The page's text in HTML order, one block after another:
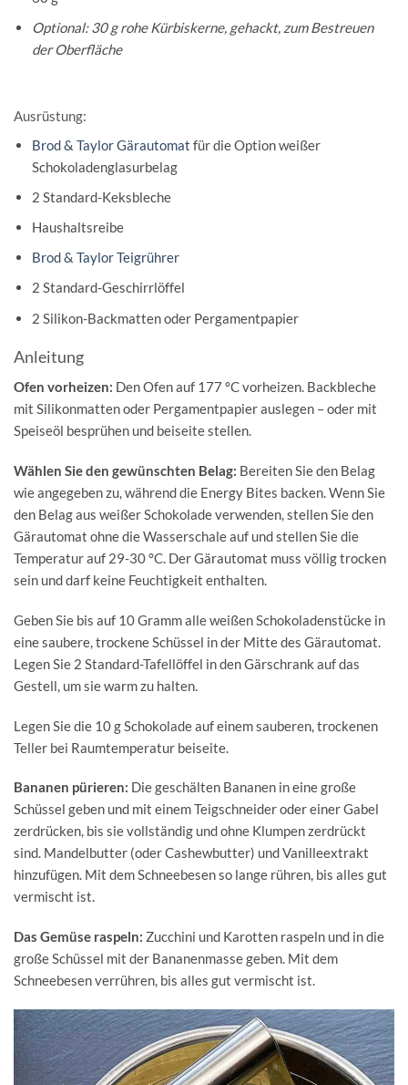
Optional: 30 g rohe Kürbiskerne, gehackt, zum Bestreuen
der Oberfläche
Ausrüstung:
Brod & Taylor Gärautomat für die Option weißer
Schokoladenglasurbelag
2 Standard-Keksbleche
Haushaltsreibe
Brod & Taylor Teigrührer
2 Standard-Geschirrlöffel
2 Silikon-Backmatten oder Pergamentpapier
Anleitung
Ofen vorheizen: Den Ofen auf 177 ºC vorheizen. Backbleche
mit Silikonmatten oder Pergamentpapier auslegen – oder mit
Speiseöl besprühen und beiseite stellen.
Wählen Sie den gewünschten Belag: Bereiten Sie den Belag
wie angegeben zu, während die Energy Bites backen. Wenn Sie
den Belag aus weißer Schokolade verwenden, stellen Sie den
Gärautomat ohne die Wasserschale auf und stellen Sie die
Temperatur auf 29-30 °C. Der Gärautomat muss völlig trocken
sein und darf keine Feuchtigkeit enthalten.
Geben Sie bis auf 10 Gramm alle weißen Schokoladenstücke in
eine saubere, trockene Schüssel in der Mitte des Gärautomat.
Legen Sie 2 Standard-Tafellöffel in den Gärschrank auf das
Gestell, um sie warm zu halten.
Legen Sie die 10 g Schokolade auf einem sauberen, trockenen
Teller bei Raumtemperatur beiseite.
Bananen pürieren: Die geschälten Bananen in eine große
Schüssel geben und mit einem Teigschneider oder einer Gabel
zerdrücken, bis sie vollständig und ohne Klumpen zerdrückt
sind. Mandelbutter (oder Cashewbutter) und Vanilleextrakt
hinzufügen. Mit dem Schneebesen so lange rühren, bis alles gut
vermischt ist.
Das Gemüse raspeln: Zucchini und Karotten raspeln und in die
große Schüssel mit der Bananenmasse geben. Mit dem
Schneebesen verrühren, bis alles gut vermischt ist.